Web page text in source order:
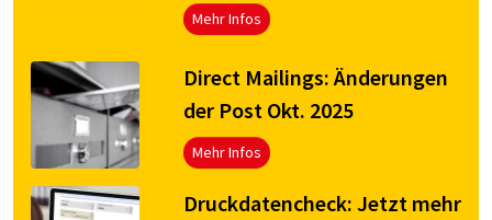
Mehr Infos
Direct Mailings: Änderungen
der Post Okt. 2025
Mehr Infos
Druck­da­ten­check: Jetzt mehr